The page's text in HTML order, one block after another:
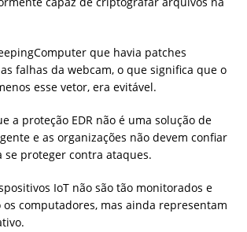
que havia patches
falhas da webcam, o que significa que o
esse vetor, era evitável.
a proteção EDR não é uma solução de
e as organizações não devem confiar
se proteger contra ataques.
IoT não são tão monitorados e
computadores, mas ainda representam